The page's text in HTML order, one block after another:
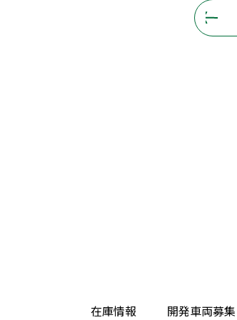
在庫情報 開発車両募集